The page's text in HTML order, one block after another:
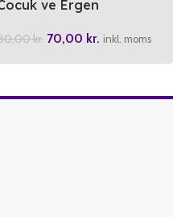
ve Ergen
kr. 70,00 kr. inkl. moms